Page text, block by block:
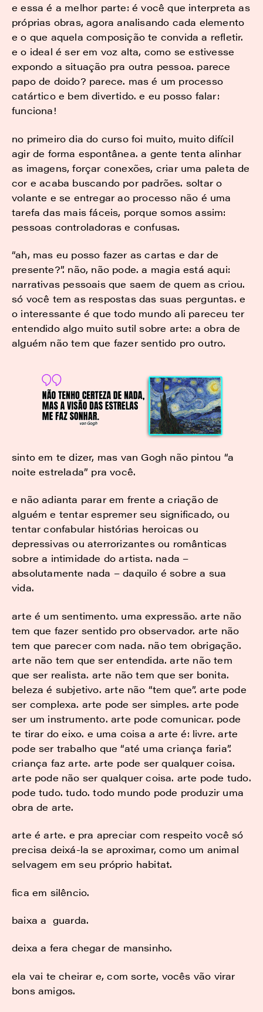
e essa é a melhor parte: é você que interpreta as
próprias obras, agora analisando cada elemento
e o que aquela composição te convida a refletir.
e o ideal é ser em voz alta, como se estivesse
expondo a situação pra outra pessoa. parece
papo de doido? parece. mas é um processo
catártico e bem divertido. e eu posso falar:
funciona!
no primeiro dia do curso foi muito, muito difícil
agir de forma espontânea. a gente tenta alinhar
as imagens, forçar conexões, criar uma paleta de
cor e acaba buscando por padrões. soltar o
volante e se entregar ao processo não é uma
tarefa das mais fáceis, porque somos assim:
pessoas controladoras e confusas.
“ah, mas eu posso fazer as cartas e dar de
presente?”. não, não pode. a magia está aqui:
narrativas pessoais que saem de quem as criou.
só você tem as respostas das suas perguntas. e
o interessante é que todo mundo ali pareceu ter
entendido algo muito sutil sobre arte: a obra de
alguém não tem que fazer sentido pro outro.
sinto em te dizer, mas van Gogh não pintou “a
noite estrelada” pra você.
e não adianta parar em frente a criação de
alguém e tentar espremer seu significado, ou
tentar confabular histórias heroicas ou
depressivas ou aterrorizantes ou românticas
sobre a intimidade do artista. nada –
absolutamente nada – daquilo é sobre a sua
vida.
arte é um sentimento. uma expressão. arte não
tem que fazer sentido pro observador. arte não
tem que parecer com nada. não tem obrigação.
arte não tem que ser entendida. arte não tem
que ser realista. arte não tem que ser bonita.
beleza é subjetivo. arte não “tem que”. arte pode
ser complexa. arte pode ser simples. arte pode
ser um instrumento. arte pode comunicar. pode
te tirar do eixo. e uma coisa a arte é: livre. arte
pode ser trabalho que “até uma criança faria”.
criança faz arte. arte pode ser qualquer coisa.
arte pode não ser qualquer coisa. arte pode tudo.
pode tudo. tudo. todo mundo pode produzir uma
obra de arte.
arte é arte. e pra apreciar com respeito você só
precisa deixá-la se aproximar, como um animal
selvagem em seu próprio habitat.
fica em silêncio.
baixa a guarda.
deixa a fera chegar de mansinho.
ela vai te cheirar e, com sorte, vocês vão virar
bons amigos.